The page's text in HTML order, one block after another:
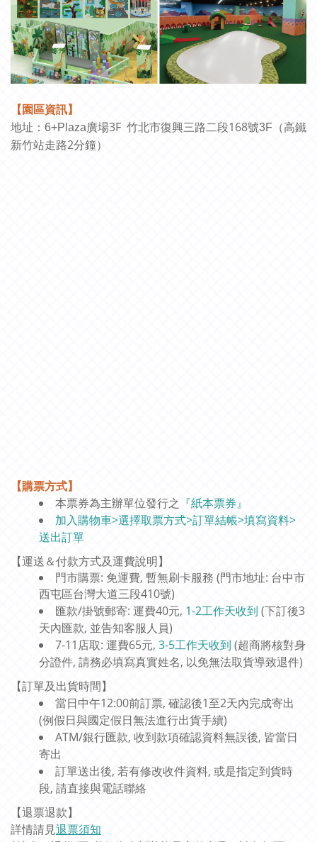
【園區資訊】
地址： 6+Plaza廣場3F 竹北市復興三路二段168號3F（高鐵
新竹站走路2分鐘）
【購票方式】
本票券為主辦單位發行之 『紙本票券』
加入購物車>選擇取票方式>訂單結帳>填寫資料>
送出訂單
【運送＆付款方式及運費說明】
門市購票: 免運費, 暫無刷卡服務 (門市地址: 台中市
西屯區台灣大道三段410號)
匯款/掛號郵寄: 運費40元, 1-2工作天收到 (下訂後3
天內匯款, 並告知客服人員)
7-11店取: 運費65元, 3-5工作天收到 (超商將核對身
分證件, 請務必填寫真實姓名, 以免無法取貨導致退件)
【訂單及出貨時間】
當日中午12:00前訂票, 確認後1至2天內完成寄出
(例假日與國定假日無法進行出貨手續)
ATM/銀行匯款, 收到款項確認資料無誤後, 皆當日
寄出
訂單送出後, 若有修改收件資料, 或是指定到貨時
段, 請直接與電話聯絡
【退票退款】
詳情請見退票須知